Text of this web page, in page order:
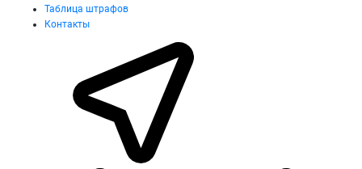
Таблица штрафов
Контакты